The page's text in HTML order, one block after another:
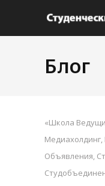
Блог
«Школа
Медиахолдинг,
Объявления,